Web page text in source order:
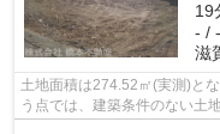
19
- / -
滋
土地面積は274.52㎡(実測)と
う点では、建築条件のない土